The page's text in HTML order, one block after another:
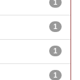
1
1
1
1